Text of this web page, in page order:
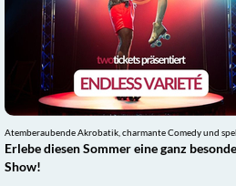
Erlebe diesen Sommer eine ganz
Show!